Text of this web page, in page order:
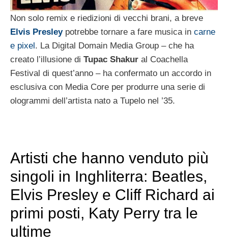
Non solo remix e riedizioni di vecchi brani, a breve
Elvis Presleypotrebbe tornare a fare musica in carne
e pixel. La Digital Domain Media Group – che ha
creato l’illusione di Tupac Shakur al Coachella
Festival di quest’anno – ha confermato un accordo in
esclusiva con Media Core per produrre una serie di
ologrammi dell’artista nato a Tupelo nel ’35.
Artisti che hanno venduto più
singoli in Inghliterra: Beatles,
Elvis Presley e Cliff Richard ai
primi posti, Katy Perry tra le
ultime